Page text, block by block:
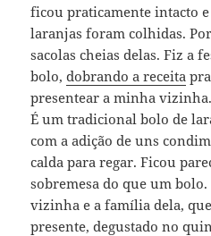
ficou praticamente intacto e
laranjas foram colhidas.
sacolas cheias delas. Fiz a
bolo,dobrando a receita
presentear a minha
É um tradicional bolo de
com a adição de uns
calda para regar. Ficou
sobremesa do que um
vizinha e a família dela,
presente, degustado no